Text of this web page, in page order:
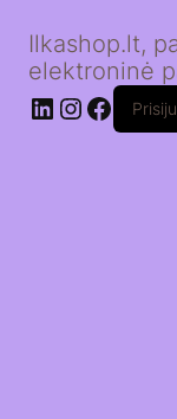
Ilkashop.lt,
elektroninė
LinkedIn